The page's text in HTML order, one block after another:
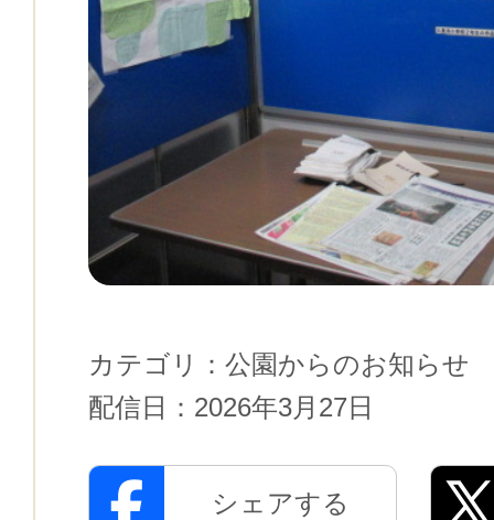
カテゴリ： 公園からのお知らせ
配信日： 2026年3月27日
シェアする